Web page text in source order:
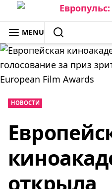
Skip
to
content
ЕВРОПУЛЬС: ВСЁ О
MENU
SEARCH
НОВОСТИ
открыла